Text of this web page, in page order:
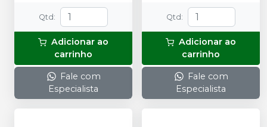
Qtd :
Adicionar ao
carrinho
Fale com
Especialista
Qtd :
Adicionar ao
carrinho
Fale com
Especialista